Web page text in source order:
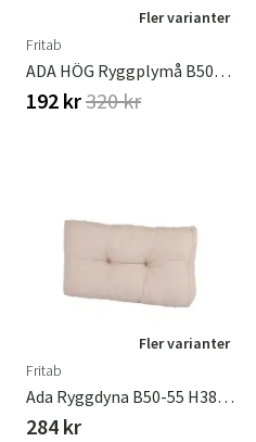
Fler varianter
Fritab
ADA HÖG Ryggplymå B50-55 H48 Taupe
192 kr320 kr
Fler varianter
Fritab
Ada Ryggdyna B50-55 H38 Cm Linne
284 kr